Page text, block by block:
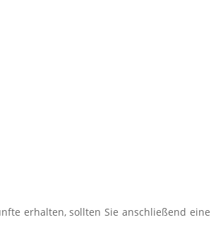
erhalten, sollten Sie anschließend eine